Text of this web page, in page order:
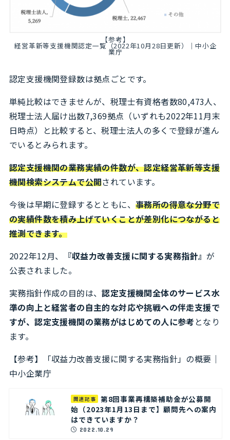
【参考】
経営革新等支援機関認定一覧（2022年10月28日更新）｜中小企
業庁
認定支援機関登録数は拠点ごとです。
単純比較はできませんが、税理士有資格者数80,473人、
税理士法人届け出数7,369拠点（いずれも2022年11月末
日時点）と比較すると、税理士法人の多くで登録が進ん
でいるとみられます。
認定支援機関の業務実績の件数が、認定経営革新等支援
機関検索システムで公開されています。
今後は早期に登録するとともに、 事務所の得意な分野で
の実績件数を積み上げていくことが差別化につながると
推測できます。
2022年12月、
『収益力改善支援に関する実務指針』が
公表されました。
実務指針作成の目的は、認定支援機関全体のサービス水
準の向上と経営者の自主的な対応や挑戦への伴走支援で
すが、認定支援機関の業務がはじめての人に参考 となり
ます。
【参考】
「収益力改善支援に関する実務指針」の概要｜
中小企業庁
関連記事
第8回事業再構築補助金が公募開
始（2023年1月13日まで】顧問先への案内
はできていますか？
2022.10.29